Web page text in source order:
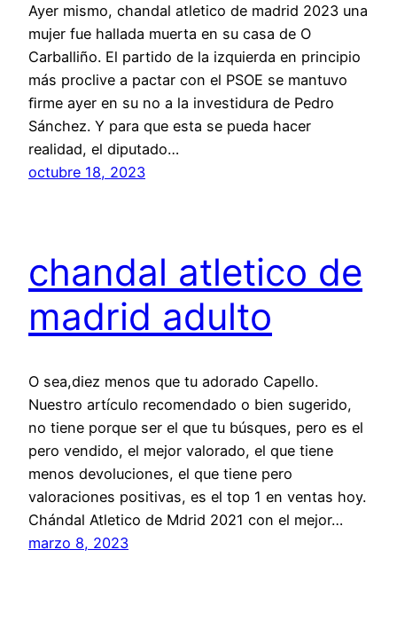
Ayer mismo, chandal atletico de madrid 2023 una
mujer fue hallada muerta en su casa de O
Carballiño. El partido de la izquierda en principio
más proclive a pactar con el PSOE se mantuvo
ﬁrme ayer en su no a la investidura de Pedro
Sánchez. Y para que esta se pueda hacer
realidad, el diputado…
octubre 18, 2023
chandal atletico de
madrid adulto
O sea,diez menos que tu adorado Capello.
Nuestro artículo recomendado o bien sugerido,
no tiene porque ser el que tu búsques, pero es el
pero vendido, el mejor valorado, el que tiene
menos devoluciones, el que tiene pero
valoraciones positivas, es el top 1 en ventas hoy.
Chándal Atletico de Mdrid 2021 con el mejor…
marzo 8, 2023